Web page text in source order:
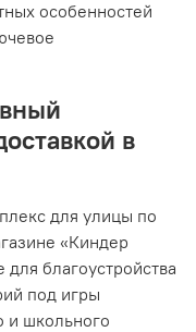
особенностей
в
для улицы по
«Киндер
благоустройства
под игры
и школьного